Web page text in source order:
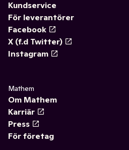
Kundservice
För leverantörer
Facebook
X (f.d Twitter)
Instagram
Mathem
Om Mathem
Karriär
Press
För företag